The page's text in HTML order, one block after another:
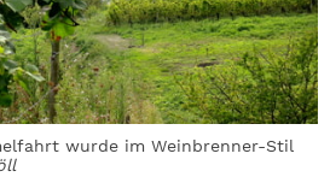
wurde im Weinbrenner-Stil